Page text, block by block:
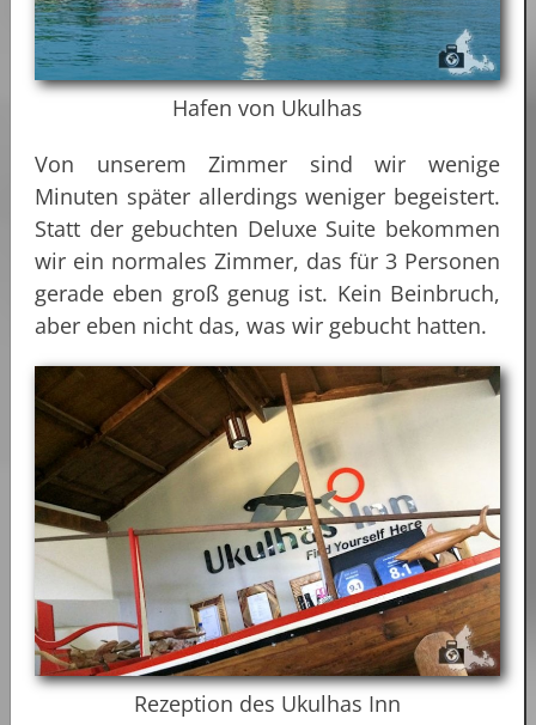
Hafen von Ukulhas
Von unserem Zimmer sind wir wenige
Minuten später allerdings weniger begeistert.
Statt der gebuchten Deluxe Suite bekommen
wir ein normales Zimmer, das für 3 Personen
gerade eben groß genug ist. Kein Beinbruch,
aber eben nicht das, was wir gebucht hatten.
Rezeption des Ukulhas Inn